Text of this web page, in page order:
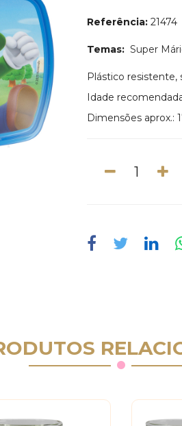
Referência: 21474
Temas: Super
Plástico resistente,
Idade
Dimensões aprox.: